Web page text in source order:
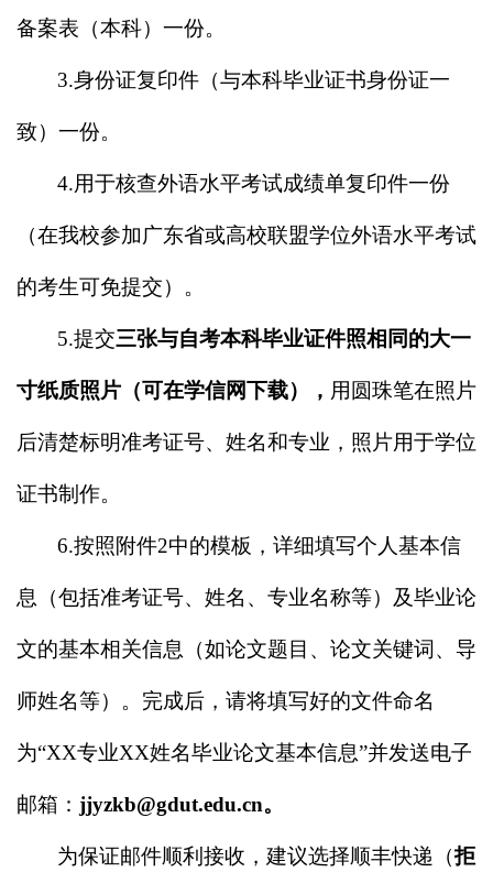
备案表（本科）一份。
3.身份证复印件（与本科毕业证书身份证一
致）一份。
4.用于核查外语水平考试成绩单复印件一份
（在我校参加广东省或高校联盟学位外语水平考试
的考生可免提交）。
5.提交三张与自考本科毕业证件照相同的大一
寸纸质照片（可在学信网下载）， 用圆珠笔在照片
后清楚标明准考证号、姓名和专业，照片用于学位
证书制作。
6.按照附件2中的模板，详细填写个人基本信
息（包括准考证号、姓名、专业名称等）及毕业论
文的基本相关信息（如论文题目、论文关键词、导
师姓名等）。完成后，请将填写好的文件命名
为“XX专业XX姓名毕业论文基本信息”并发送电子
邮箱： jjyzkb@gdut.edu.cn。
为保证邮件顺利接收，建议选择顺丰快递（拒